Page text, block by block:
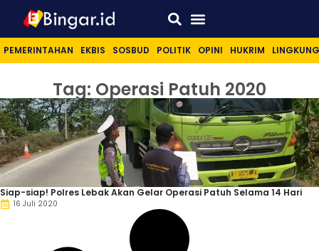
PEMERINTAHAN EKBIS SOSBUD POLITIK OPINI HUKRIM
Tag: Operasi Patuh 2020
Siap-siap! Polres Lebak Akan Gelar Operasi Patuh Selama 14 Hari
16 Juli 2020